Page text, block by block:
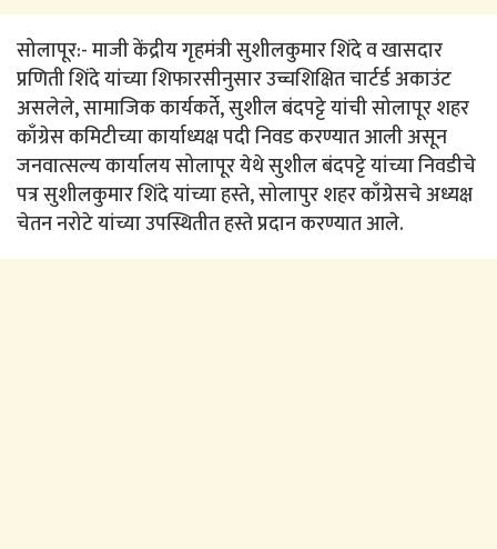
सोलापूर:- माजी केंद्रीय गृहमंत्री सुशीलकुमार शिंदे व खासदार
प्रणिती शिंदे यांच्या शिफारसीनुसार उच्चशिक्षित चार्टर्ड अकाउंट
असलेले, सामाजिक कार्यकर्ते, सुशील बंदपट्टे यांची सोलापूर शहर
काँग्रेस कमिटीच्या कार्याध्यक्ष पदी निवड करण्यात आली असून
जनवात्सल्य कार्यालय सोलापूर येथे सुशील बंदपट्टे यांच्या निवडीचे
पत्र सुशीलकुमार शिंदे यांच्या हस्ते, सोलापुर शहर काँग्रेसचे अध्यक्ष
चेतन नरोटे यांच्या उपस्थितीत हस्ते प्रदान करण्यात आले.